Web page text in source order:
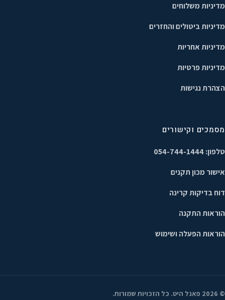
מדיניות משלוחים
מדיניות ביטולים והחזרים
מדיניות אחריות
מדיניות פרטיות
הצהרת נגישות
מסמכים וקישורים
טלפון: 054-744-1444
אישור מכון תקנים
דוח בדיקות קרינה
הוראות התקנה
הוראות הפעלה ושימוש
©
2026 פאנל היט. כל הזכויות שמורות.